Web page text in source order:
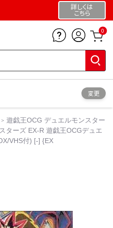
詳しくは
こちら
0
変更
遊戯王OCG デュエルモンスター
ターズ EX-R 遊戯王OCGデュエ
VHS付) [-] {EX